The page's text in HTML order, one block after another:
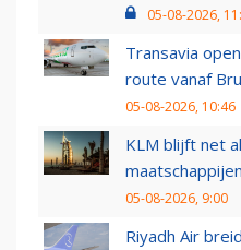
05-08-2026,
Transavia
route vanaf
05-08-2026, 10:46
KLM blijft net
05-08-2026, 9:00
Riyadh Air